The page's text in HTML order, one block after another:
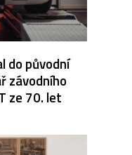
do původní
závodního
ze 70. let